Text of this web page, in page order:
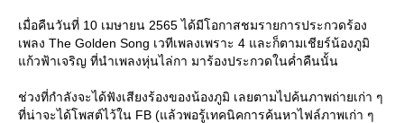
เมื่อคืนวันที่ 10 เมษายน 2565 ได้มีโอกาสชมรายการประกวดร้อง
เพลง The Golden Song เวทีเพลงเพราะ 4 และก็ตามเชียร์น้องภูมิ
ก้วฟ้าเจริญ ที่นำเพลงหุ่นไล่กา มาร้องประกวดในค่ำคืนนั้น
ช่วงที่กำลังจะได้ฟังเสียงร้องของน้องภูมิ เลยตามไปค้นภาพถ่ายเก่า ๆ
ที่น่าจะได้โพสต์ไว้ใน FB (แล้วพอรู้เทคนิคการค้นหาไฟล์ภาพเก่า ๆ